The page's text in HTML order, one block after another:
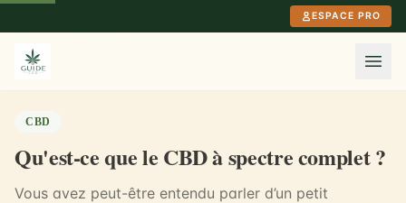
ESPACE PRO
CBD
Qu'est-ce que le CBD à spectre complet ?
Vous avez peut-être entendu parler d’un petit